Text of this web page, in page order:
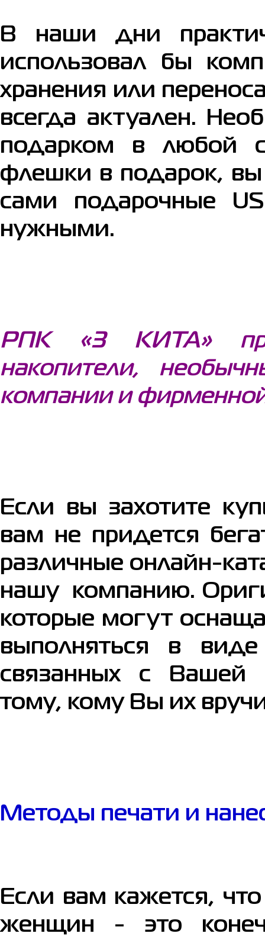
В наши дни
использовал бы
хранения или
всегда актуален.
подарком в любой
флешки в подарок, вы
сами подарочные
нужными.
РПК «3 КИТА»
накопители,
компании и
Если вы захотите
вам не придется
различные онлайн-
нашу компанию.
которые могут
выполняться в
связанных с Вашей
тому, кому Вы их
Методы печати и
Если вам кажется,
женщин - это